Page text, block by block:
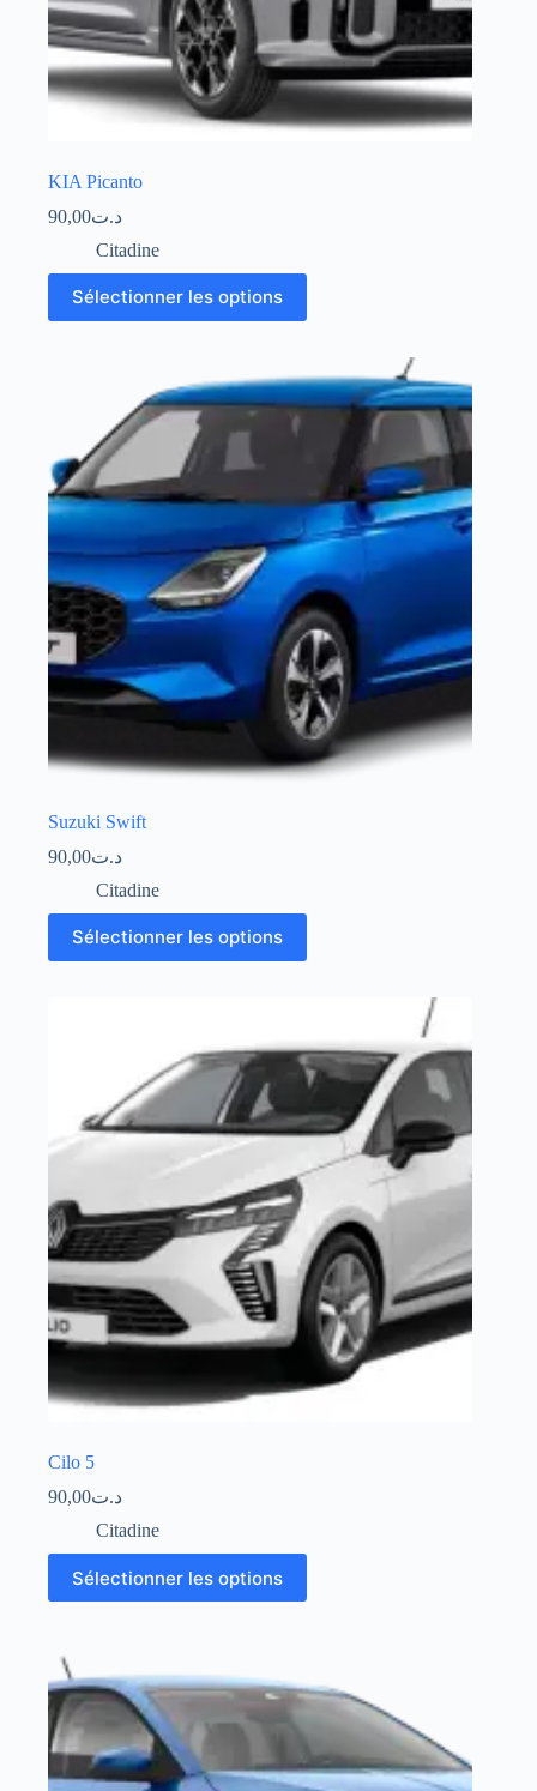
KIA Picanto
د.ت90,00
Citadine
Sélectionner les options
Suzuki Swift
د.ت90,00
Citadine
Sélectionner les options
Cilo 5
د.ت90,00
Citadine
Sélectionner les options